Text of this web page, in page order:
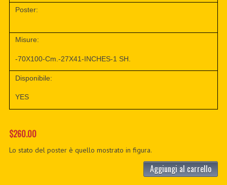
Poster:
Misure:
-70X100-Cm.-27X41-INCHES-1 SH.
Disponibile:
YES
$260.00
Lo stato del poster è quello mostrato in figura.
Aggiungi al carrello